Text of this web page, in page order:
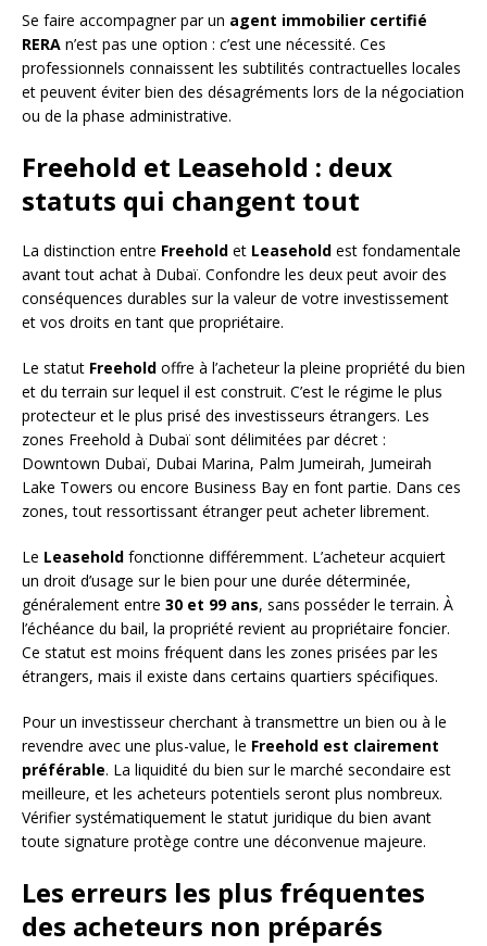
Se faire accompagner par un agent immobilier certifié
RERA n’est pas une option : c’est une nécessité. Ces
professionnels connaissent les subtilités contractuelles locales
et peuvent éviter bien des désagréments lors de la négociation
ou de la phase administrative.
Freehold et Leasehold : deux
statuts qui changent tout
La distinction entre Freehold et Leasehold est fondamentale
avant tout achat à Dubaï. Confondre les deux peut avoir des
conséquences durables sur la valeur de votre investissement
et vos droits en tant que propriétaire.
Le statut Freehold offre à l’acheteur la pleine propriété du bien
et du terrain sur lequel il est construit. C’est le régime le plus
protecteur et le plus prisé des investisseurs étrangers. Les
zones Freehold à Dubaï sont délimitées par décret :
Downtown Dubaï, Dubai Marina, Palm Jumeirah, Jumeirah
Lake Towers ou encore Business Bay en font partie. Dans ces
zones, tout ressortissant étranger peut acheter librement.
Le Leasehold fonctionne différemment. L’acheteur acquiert
un droit d’usage sur le bien pour une durée déterminée,
généralement entre 30 et 99 ans, sans posséder le terrain. À
l’échéance du bail, la propriété revient au propriétaire foncier.
Ce statut est moins fréquent dans les zones prisées par les
étrangers, mais il existe dans certains quartiers spécifiques.
Pour un investisseur cherchant à transmettre un bien ou à le
revendre avec une plus-value, le Freehold est clairement
préférable. La liquidité du bien sur le marché secondaire est
meilleure, et les acheteurs potentiels seront plus nombreux.
Vérifier systématiquement le statut juridique du bien avant
toute signature protège contre une déconvenue majeure.
Les erreurs les plus fréquentes
des acheteurs non préparés